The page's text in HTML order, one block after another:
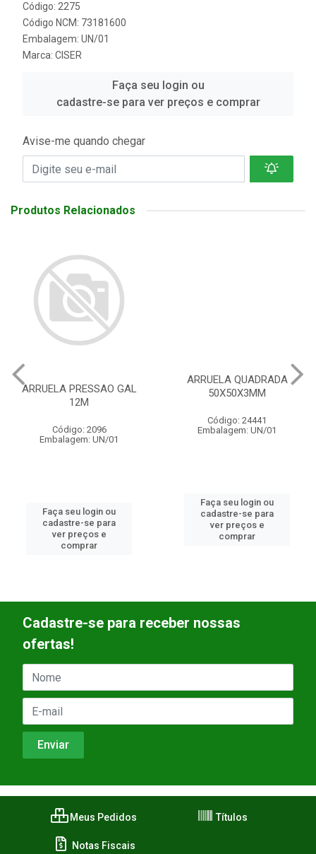
Código: 2275
Código NCM: 73181600
Embalagem: UN/01
Marca: CISER
Faça seu login ou
cadastre-se para ver preços e comprar
Avise-me quando chegar
Produtos Relacionados
ARRUELA PRESSAO GAL
12M
Código: 2096
Embalagem: UN/01
Faça seu login ou
cadastre-se para
ver preços e
comprar
ARRUELA QUADRADA
50X50X3MM
Código: 24441
Embalagem: UN/01
Faça seu login ou
cadastre-se para
ver preços e
comprar
Cadastre-se para receber nossas
ofertas!
Meus Pedidos Títulos
Notas Fiscais